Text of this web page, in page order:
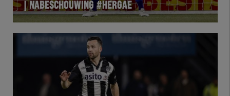
| NABESCHOUWING #HERGAE